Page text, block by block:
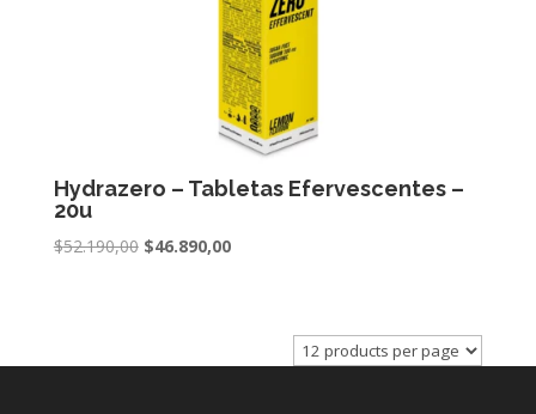
Hydrazero – Tabletas Efervescentes –
20u
$52.190,00 Original
$46.890,00Current